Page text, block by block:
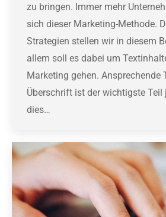
zu bringen. Immer mehr
sich dieser Marketing-Methode.
Strategien stellen wir in diesem
allem soll es dabei um
Marketing gehen.
Überschrift ist der wichtigste Teil
dies…